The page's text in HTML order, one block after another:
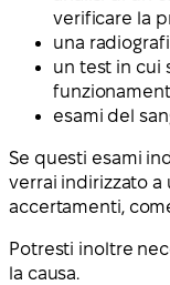
verificare la
una
un test in cui
esami del
Se questi esami
verrai indirizzato a
accertamenti,
Potresti inoltre
la causa.